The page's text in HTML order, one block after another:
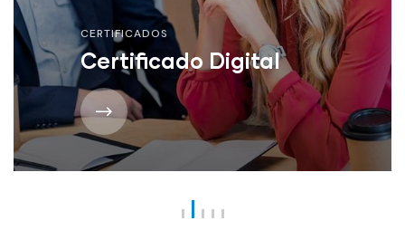
CERTIFICADOS
Certificado Digital